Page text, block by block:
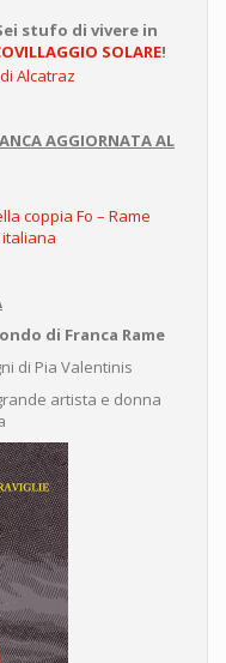
stufo di vivere in
SOLARE!
AGGIORNATA AL
di Franca Rame
di Pia Valentinis
artista e donna